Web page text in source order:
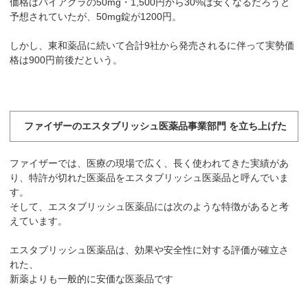
予想されていたが、50mg錠が1200円。
しかし、東和薬品に続いて合計9社から発売されるに伴って実勢価
格は900円前後だという。
ファイザーのエスタブリッシュ医薬品事業部門 を立ち上げた
ファイザーでは、医療の現場で広く、長く使われてきた実績があ
り、特許が切れた医薬品をエスタブリッシュ医薬品と呼んでいま
す。
そして、エスタブリッシュ医薬品には次のような特徴があると考
えています。
エスタブリッシュ医薬品は、効果や安全性に対する評価が確立さ
れた、
新薬よりも一般的に安価な医薬品です